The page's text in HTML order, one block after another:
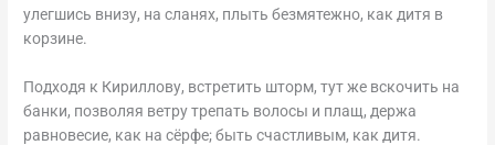
улегшись внизу, на сланях, плыть безмятежно, как дитя в
корзине.
Подходя к Кириллову, встретить шторм, тут же вскочить на
банки, позволяя ветру трепать волосы и плащ, держа
равновесие, как на сёрфе; быть счастливым, как дитя.